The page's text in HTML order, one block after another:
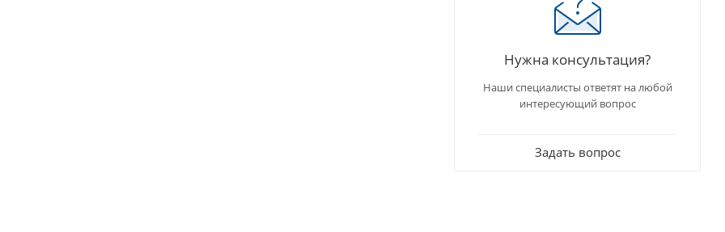
Нужна консультация?
Наши специалисты ответят на любой
интересующий вопрос
Задать вопрос